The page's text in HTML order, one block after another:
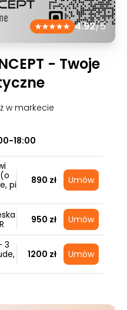
4.92/5
- Twoje
w markecie
18:00
pi
890 zł Umów
950 zł Umów
3
1200 zł Umów